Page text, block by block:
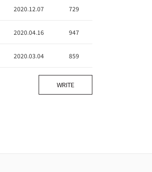
2020.12.07 729
2020.04.16 947
2020.03.04 859
WRITE